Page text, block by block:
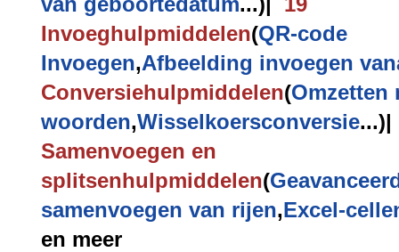
Invoeghulpmiddelen(QR-code
Invoegen,Afbeelding invoegen
Conversiehulpmiddelen(Omzetten
woorden,Wisselkoersconversie...)|
Samenvoegen en
splitsenhulpmiddelen(
samenvoegen van rijen,Excel-
en meer